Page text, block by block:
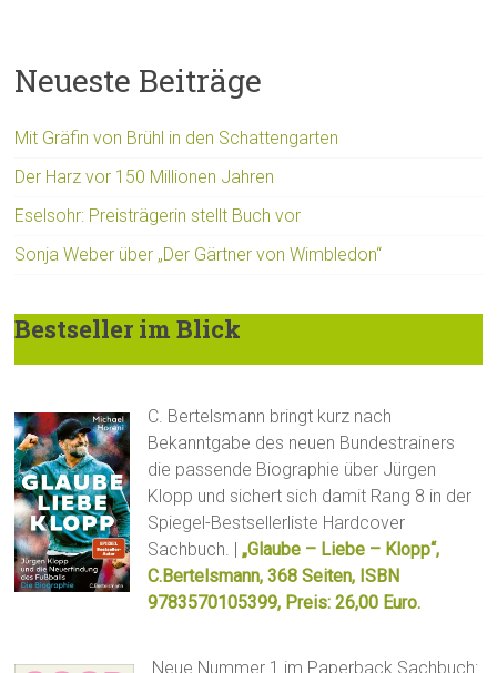
Neueste Beiträge
Mit Gräfin von Brühl in den Schattengarten
Der Harz vor 150 Millionen Jahren
Eselsohr: Preisträgerin stellt Buch vor
Sonja Weber über „Der Gärtner von Wimbledon“
Bestseller im Blick
C. Bertelsmann bringt kurz nach
Bekanntgabe des neuen Bundestrainers
die passende Biographie über Jürgen
Klopp und sichert sich damit Rang 8 in der
Spiegel-Bestsellerliste Hardcover
Sachbuch. |„Glaube – Liebe – Klopp“,
C.Bertelsmann, 368 Seiten, ISBN
9783570105399, Preis: 26,00 Euro.
Neue Nummer 1 im Paperback Sachbuch: